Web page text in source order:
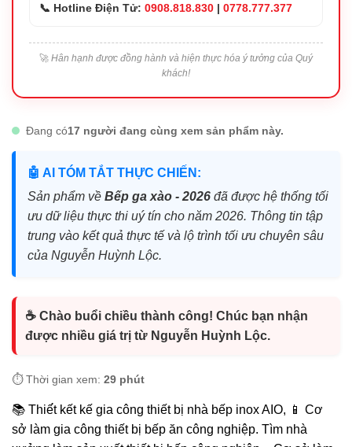
📞 Hotline Điện Tử: 0908.818.830 | 0778.777.377
🚀 Hân hạnh được đồng hành và hiện thực hóa ý tưởng của Quý
khách!
Đang có17 người đang cùng xem sản phẩm này.
🤖 AI TÓM TẮT THỰC CHIẾN:
Sản phẩm về Bếp ga xào - 2026 đã được hệ thống tối
ưu dữ liệu thực thi uý tín cho năm 2026. Thông tin tập
trung vào kết quả thực tế và lộ trình tối ưu chuyên sâu
của Nguyễn Huỳnh Lộc.
☕ Chào buổi chiều thành công! Chúc bạn nhận
được nhiều giá trị từ Nguyễn Huỳnh Lộc.
⏱️ Thời gian xem: 29 phút
📚 Thiế́t kết kế gia công thiết bị nhà bếp inox AIO, 📱 Cơ
sở làm gia công thiết bị bếp ăn công nghiệp. Tìm nhà